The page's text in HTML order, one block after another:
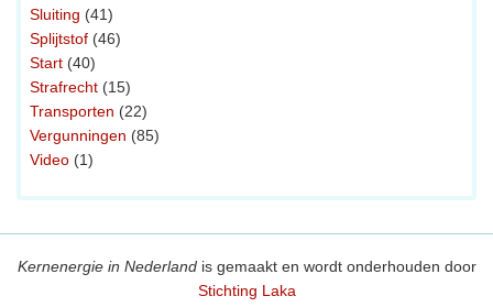
Sluiting (41)
Splijtstof (46)
Start (40)
Strafrecht (15)
Transporten (22)
Vergunningen (85)
Video (1)
Kernenergie in Nederlandis gemaakt en wordt onderhouden door
Stichting Laka